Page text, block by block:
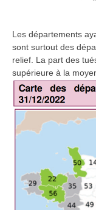
Les départements
sont surtout des
relief. La part des
supérieure à la